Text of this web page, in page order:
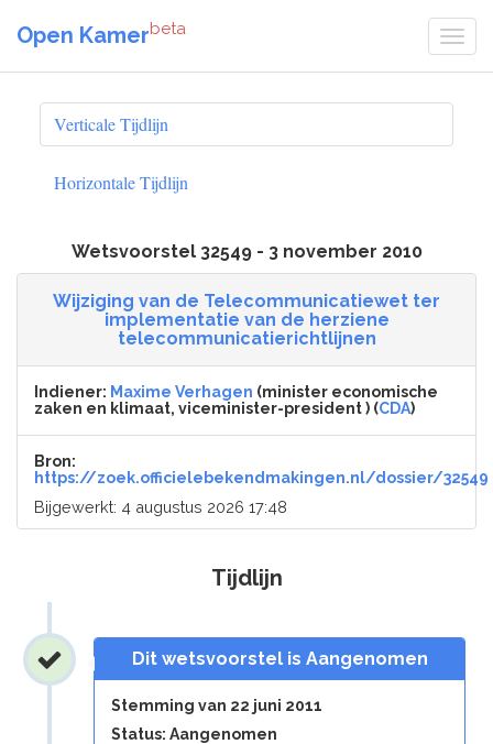
Open Kamerbeta
Verticale Tijdlijn
Horizontale Tijdlijn
Wetsvoorstel 32549 - 3 november 2010
Wijziging van de Telecommunicatiewet ter
implementatie van de herziene
telecommunicatierichtlijnen
Indiener: Maxime Verhagen (minister economische
zaken en klimaat, viceminister-president ) (CDA)
Bron:
https://zoek.officielebekendmakingen.nl/dossier/32549
Bijgewerkt: 4 augustus 2026 17:48
Tijdlijn
Dit wetsvoorstel is Aangenomen
Stemming van 22 juni 2011
Status: Aangenomen